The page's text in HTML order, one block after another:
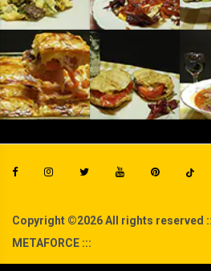
Copyright ©2026 All rights reserved
METAFORCE :::